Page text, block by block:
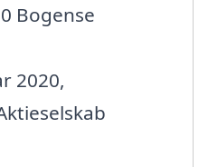
Bogense
2020,